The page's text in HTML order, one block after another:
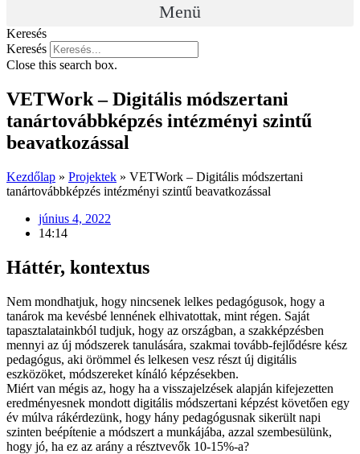
Menü
Keresés
Keresés
Close this search box.
VETWork – Digitális módszertani
tanártovábbképzés intézményi szintű
beavatkozással
Kezdőlap » Projektek » VETWork – Digitális módszertani
tanártovábbképzés intézményi szintű beavatkozással
június 4, 2022
14:14
Háttér, kontextus
Nem mondhatjuk, hogy nincsenek lelkes pedagógusok, hogy a
tanárok ma kevésbé lennének elhivatottak, mint régen. Saját
tapasztalatainkból tudjuk, hogy az országban, a szakképzésben
mennyi az új módszerek tanulására, szakmai tovább-fejlődésre kész
pedagógus, aki örömmel és lelkesen vesz részt új digitális
eszközöket, módszereket kínáló képzésekben.
Miért van mégis az, hogy ha a visszajelzések alapján kifejezetten
eredményesnek mondott digitális módszertani képzést követően egy
év múlva rákérdezünk, hogy hány pedagógusnak sikerült napi
szinten beépítenie a módszert a munkájába, azzal szembesülünk,
hogy jó, ha ez az arány a résztvevők 10-15%-a?